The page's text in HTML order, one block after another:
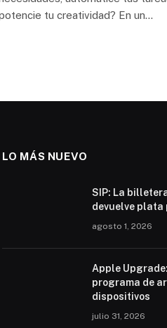
tu creatividad? En un…
LO MÁS NUEVO
SIP: La
devuelve plata
agosto 1, 2026
Apple
programa de
dispositivos
julio 31, 2026